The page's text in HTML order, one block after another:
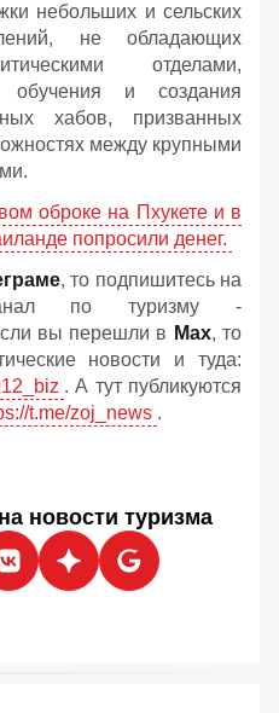
небольших и сельских
не обладающих
отделами,
и создания
хабов, призванных
между крупными
оброке на Пхукете и в
попросили денег.
, то подпишитесь на
по туризму -
вы перешли в Мах, то
новости и туда:
. А тут публикуются
t.me/zoj_news .
новости туризма